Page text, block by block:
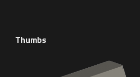
Thumbs